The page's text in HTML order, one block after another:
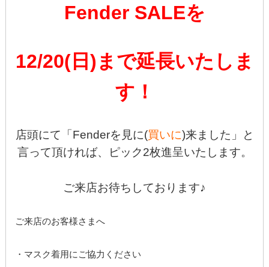
Fender SALEを
12/20(日)まで延長いたしま
す！
店頭にて「Fenderを見に(買いに)来ました」と
言って頂ければ、ピック2枚進呈いたします。
ご来店お待ちしております♪
ご来店のお客様さまへ
・マスク着用にご協力ください